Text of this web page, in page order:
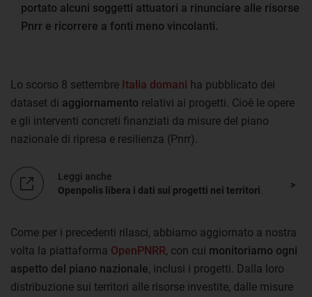
portato alcuni soggetti attuatori a rinunciare alle risorse
Pnrr e ricorrere a fonti meno vincolanti.
Lo scorso 8 settembre Italia domani ha pubblicato dei
dataset di aggiornamento relativi ai progetti. Cioè le opere
e gli interventi concreti finanziati da misure del piano
nazionale di ripresa e resilienza (Pnrr).
Leggi anche
Openpolis libera i dati sui progetti nei territori
Come per i precedenti rilasci, abbiamo aggiornato a nostra
volta la piattaforma OpenPNRR, con cui monitoriamo ogni
aspetto del piano nazionale, inclusi i progetti. Dalla loro
distribuzione sui territori alle risorse investite, dalle misure